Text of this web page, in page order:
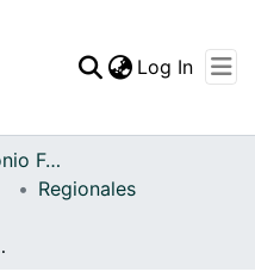
Statistics
Log In
Archivo del Patrimonio Fotográfico y Fílmico del Valle del Cauca
Regionales
en Jamuní